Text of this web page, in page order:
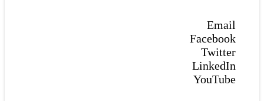
Email
Facebook
Twitter
LinkedIn
YouTube